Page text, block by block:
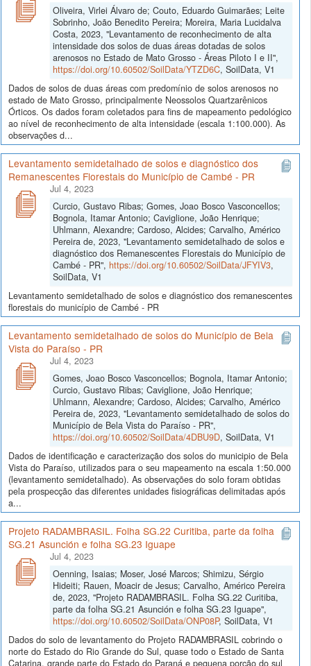
Oliveira, Virlei Álvaro de; Couto, Eduardo Guimarães; Leite
Sobrinho, João Benedito Pereira; Moreira, Maria Lucidalva
Costa, 2023, "Levantamento de reconhecimento de alta
intensidade dos solos de duas áreas dotadas de solos
arenosos no Estado de Mato Grosso - Áreas Piloto I e II",
https://doi.org/10.60502/SoilData/YTZD6C, SoilData, V1
Dados de solos de duas áreas com predomínio de solos arenosos no
estado de Mato Grosso, principalmente Neossolos Quartzarênicos
Órticos. Os dados foram coletados para fins de mapeamento pedológico
ao nível de reconhecimento de alta intensidade (escala 1:100.000). As
observações d...
Levantamento semidetalhado de solos e diagnóstico dos
Remanescentes Florestais do Município de Cambé - PR
Jul 4, 2023
Curcio, Gustavo Ribas; Gomes, Joao Bosco Vasconcellos;
Bognola, Itamar Antonio; Caviglione, João Henrique;
Uhlmann, Alexandre; Cardoso, Alcides; Carvalho, Américo
Pereira de, 2023, "Levantamento semidetalhado de solos e
diagnóstico dos Remanescentes Florestais do Município de
Cambé - PR", https://doi.org/10.60502/SoilData/JFYIV3,
SoilData, V1
Levantamento semidetalhado de solos e diagnóstico dos remanescentes
florestais do município de Cambé - PR
Levantamento semidetalhado de solos do Município de Bela
Vista do Paraíso - PR
Jul 4, 2023
Gomes, Joao Bosco Vasconcellos; Bognola, Itamar Antonio;
Curcio, Gustavo Ribas; Caviglione, João Henrique;
Uhlmann, Alexandre; Cardoso, Alcides; Carvalho, Américo
Pereira de, 2023, "Levantamento semidetalhado de solos do
Município de Bela Vista do Paraíso - PR",
https://doi.org/10.60502/SoilData/4DBU9D, SoilData, V1
Dados de identificação e caracterização dos solos do municipio de Bela
Vista do Paraíso, utilizados para o seu mapeamento na escala 1:50.000
(levantamento semidetalhado). As observações do solo foram obtidas
pela prospecção das diferentes unidades fisiográficas delimitadas após
a...
Projeto RADAMBRASIL. Folha SG.22 Curitiba, parte da folha
SG.21 Asunción e folha SG.23 Iguape
Jul 4, 2023
Oenning, Isaias; Moser, José Marcos; Shimizu, Sérgio
Hideiti; Rauen, Moacir de Jesus; Carvalho, Américo Pereira
de, 2023, "Projeto RADAMBRASIL. Folha SG.22 Curitiba,
parte da folha SG.21 Asunción e folha SG.23 Iguape",
https://doi.org/10.60502/SoilData/ONP08P, SoilData, V1
Dados do solo de levantamento do Projeto RADAMBRASIL cobrindo o
norte do Estado do Rio Grande do Sul, quase todo o Estado de Santa
Catarina, grande parte do Estado do Paraná e pequena porção do sul